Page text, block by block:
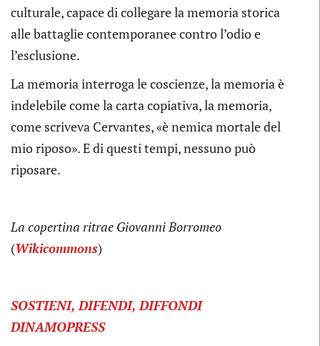
culturale, capace di collegare la memoria storica
alle battaglie contemporanee contro l’odio e
l’esclusione.
La memoria interroga le coscienze, la memoria è
indelebile come la carta copiativa, la memoria,
come scriveva Cervantes, «è nemica mortale del
mio riposo». E di questi tempi, nessuno può
riposare.
La copertina ritrae Giovanni Borromeo
(Wikicommons)
SOSTIENI, DIFENDI, DIFFONDI
DINAMOPRESS